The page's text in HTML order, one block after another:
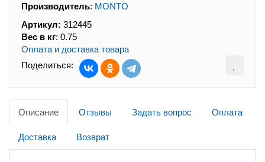
Производитель: MONTO
Артикул: 312445
Вес в кг: 0.75
Оплата и доставка товара
Поделиться:
Описание Отзывы Задать вопрос Оплата
Доставка Возврат